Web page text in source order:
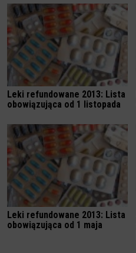
Leki refundowane 2013: Lista
obowiązująca od 1 listopada
Leki refundowane 2013: Lista
obowiązująca od 1 maja